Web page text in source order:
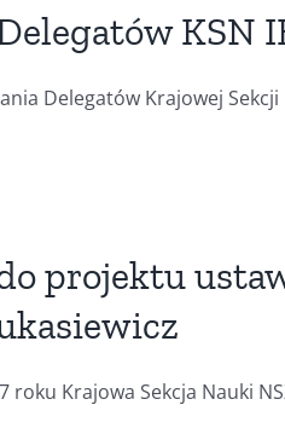
KSN
Delegatów Krajowej Sekcji
projektu
roku Krajowa Sekcja Nauki